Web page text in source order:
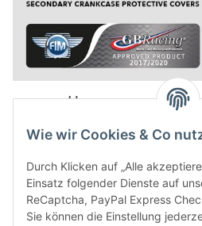
Wie wir Cookies & Co
Durch Klicken auf „Alle
Einsatz folgender Dienste auf
ReCaptcha, PayPal Express
Sie können die Einstellung
powered by